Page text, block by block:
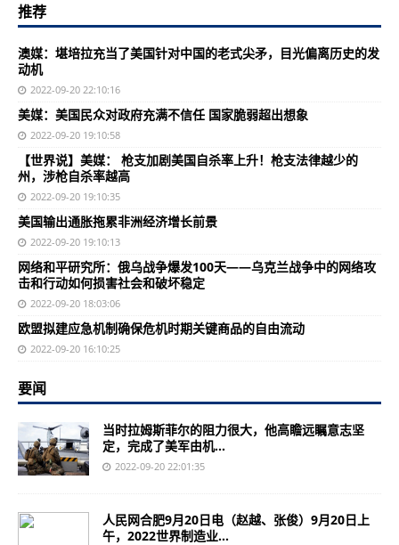
推荐
澳媒：堪培拉充当了美国针对中国的老式尖矛，目光偏离历史的发
动机
2022-09-20 22:10:16
美媒：美国民众对政府充满不信任 国家脆弱超出想象
2022-09-20 19:10:58
【世界说】美媒： 枪支加剧美国自杀率上升！枪支法律越少的
州，涉枪自杀率越高
2022-09-20 19:10:35
美国输出通胀拖累非洲经济增长前景
2022-09-20 19:10:13
网络和平研究所：俄乌战争爆发100天——乌克兰战争中的网络攻
击和行动如何损害社会和破坏稳定
2022-09-20 18:03:06
欧盟拟建应急机制确保危机时期关键商品的自由流动
2022-09-20 16:10:25
要闻
当时拉姆斯菲尔的阻力很大，他高瞻远瞩意志坚
定，完成了美军由机...
2022-09-20 22:01:35
人民网合肥9月20日电（赵越、张俊）9月20日上
午，2022世界制造业...